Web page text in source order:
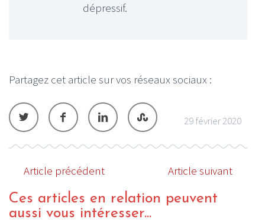
dépressif.
Partagez cet article sur vos réseaux sociaux :
29 février 2020
Article précédent Article suivant
Ces articles en relation peuvent
aussi vous intéresser...